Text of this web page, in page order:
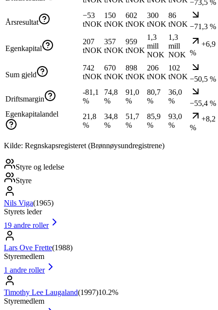
−73,5 %
Årsresultat
−53
tNOK
150
tNOK
602
tNOK
300
tNOK
86
tNOK −71,3 %
Egenkapital
207
tNOK
357
tNOK
959
tNOK
1,3
mill
NOK
1,3
mill
NOK
+6,9
%
Sum gjeld
742
tNOK
670
tNOK
898
tNOK
206
tNOK
102
tNOK −50,5 %
Driftsmargin
-81,1
%
74,8
%
91,0
%
80,7
%
36,0
%
−55,4 %
Egenkapitalandel
21,8
%
34,8
%
51,7
%
85,9
%
93,0
%
+8,2
%
Kilde: Regnskapsregisteret (Brønnøysundregistrene)
Styre og ledelse
Styre
Nils Viga(1965)
Styrets leder
19 andre roller
Lars Ove Frette(1988)
Styremedlem
1 andre roller
Timothy Lee Laugaland(1997)10.2%
Styremedlem